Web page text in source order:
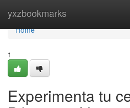
yxzbookmarks
Home
Home
1
Experimenta tu